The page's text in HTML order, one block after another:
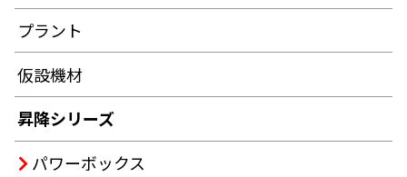
プラント
仮設機材
昇降シリーズ
パワーボックス